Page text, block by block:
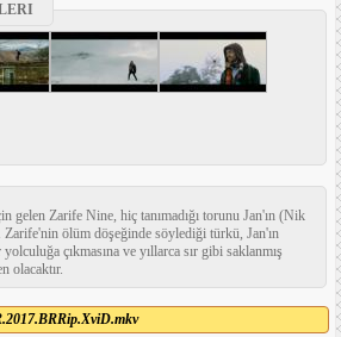
gelen Zarife Nine, hiç tanımadığı torunu Jan'ın (Nik
Zarife'nin ölüm döşeğinde söylediği türkü, Jan'ın
çıkmasına ve yıllarca sır gibi saklanmış
olacaktır.